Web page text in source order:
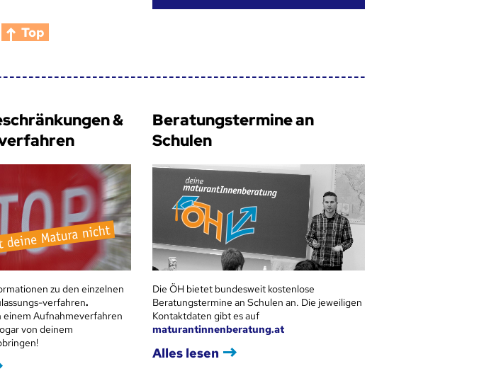
Top
&
zu den einzelnen
verfahren.
einem Aufnahmeverfahren
von deinem
Beratungstermine an
Schulen
Die ÖH bietet bundesweit kostenlose
Beratungstermine an Schulen an. Die jeweiligen
Kontaktdaten gibt es auf
maturantinnenberatung.at
Alles lesen